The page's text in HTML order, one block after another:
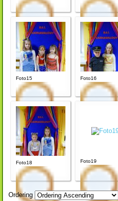
Foto15 Foto16
Foto18 Foto19
Ordering